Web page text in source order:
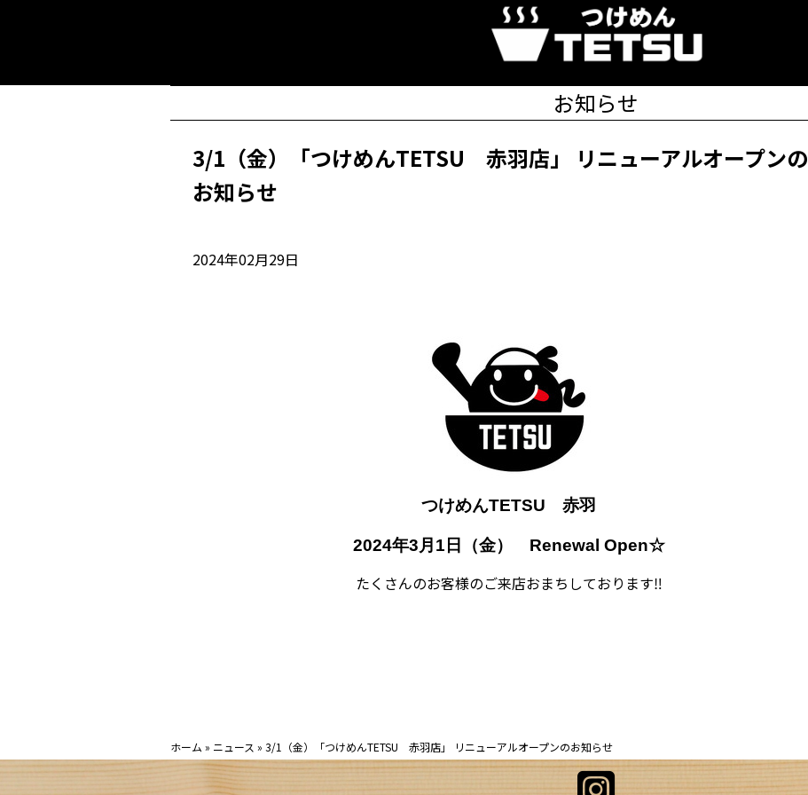
お知らせ
3/1（金）「つけめんTETSU 赤羽店」 リニューアルオープンの
お知らせ
2024年02月29日
つけめんTETSU 赤羽
2024年3月1日（金） Renewal Open☆
たくさんのお客様のご来店おまちしております‼
ホーム » ニュース » 3/1（金）「つけめんTETSU 赤羽店」 リニューアルオープンのお知らせ